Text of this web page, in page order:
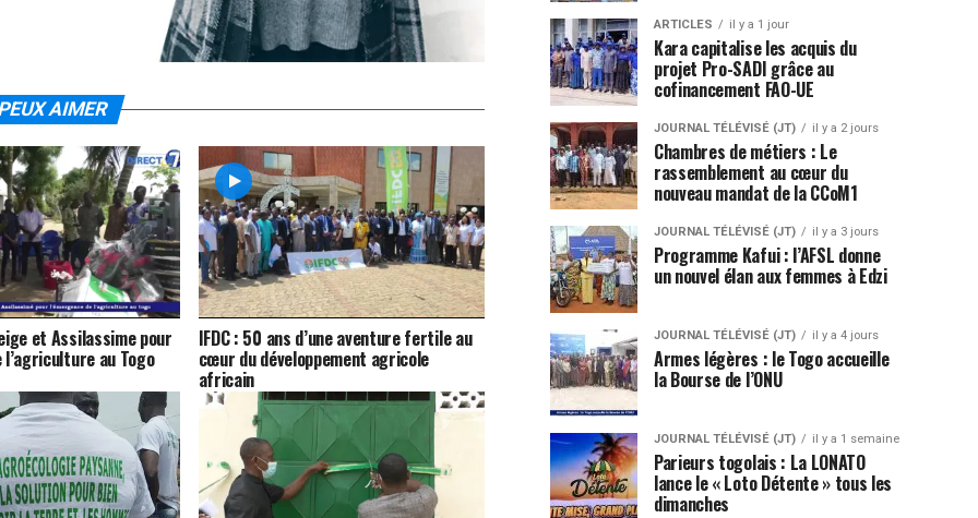
AIMER
et Assilassime pour
l’agriculture au Togo
IFDC : 50 ans d’une aventure fertile au
cœur du développement agricole
africain
ARTICLES il y a 1 jour
Kara capitalise les acquis du
projet Pro-SADI grâce au
cofinancement FAO-UE
JOURNAL TÉLÉVISÉ (JT) il y a 2 jours
Chambres de métiers : Le
rassemblement au cœur du
nouveau mandat de la CCoM1
JOURNAL TÉLÉVISÉ (JT) il y a 3 jours
Programme Kafui : l’AFSL donne
un nouvel élan aux femmes à Edzi
JOURNAL TÉLÉVISÉ (JT) il y a 4 jours
Armes légères : le Togo accueille
la Bourse de l’ONU
JOURNAL TÉLÉVISÉ (JT) il y a 1 semaine
Parieurs togolais : La LONATO
lance le « Loto Détente » tous les
dimanches